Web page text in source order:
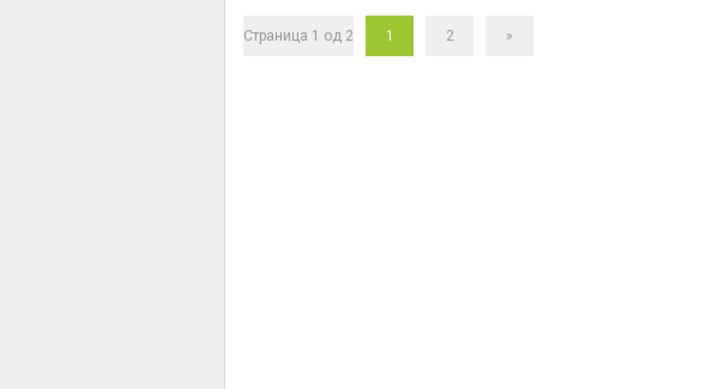
Страница 1 од 2 1 2 »